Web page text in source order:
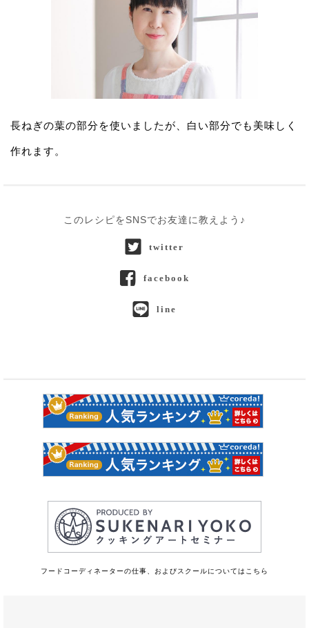
長ねぎの葉の部分を使いましたが、白い部分でも美味しく
作れます。
このレシピをSNSでお友達に教えよう♪
twitter
facebook
line
フードコーディネーターの仕事、およびスクールについてはこちら